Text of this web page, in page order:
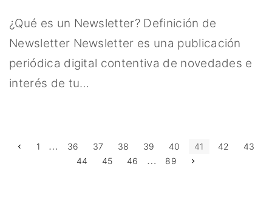
¿Qué es un Newsletter? Definición de
Newsletter Newsletter es una publicación
periódica digital contentiva de novedades e
interés de tu…
PP
1 … 36 37 38 39 40 41 42
43
44
45 46 … 89
N